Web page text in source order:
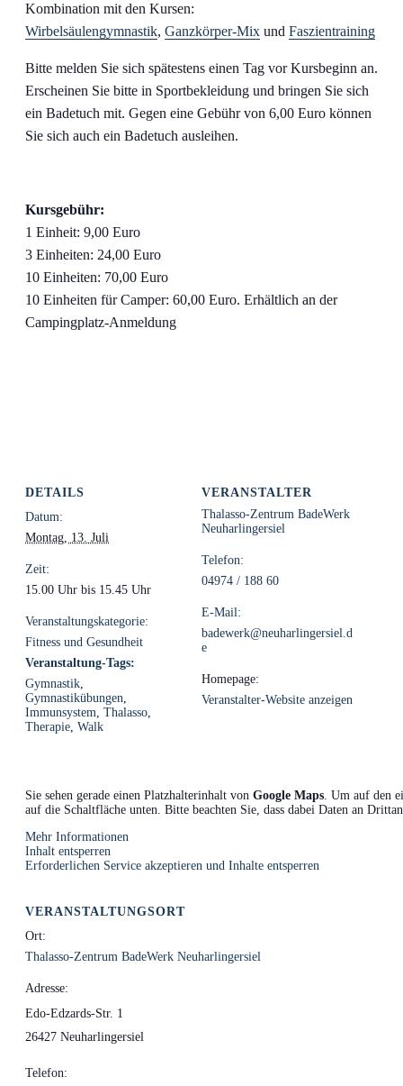
Kombination mit den Kursen:
Wirbelsäulengymnastik, Ganzkörper-Mix und Faszientraining
Bitte melden Sie sich spätestens einen Tag vor Kursbeginn an.
Erscheinen Sie bitte in Sportbekleidung und bringen Sie sich
ein Badetuch mit. Gegen eine Gebühr von 6,00 Euro können
Sie sich auch ein Badetuch ausleihen.
Kursgebühr:
1 Einheit: 9,00 Euro
3 Einheiten: 24,00 Euro
10 Einheiten: 70,00 Euro
10 Einheiten für Camper: 60,00 Euro. Erhältlich an der
Campingplatz-Anmeldung
DETAILS
Datum:
Montag, 13. Juli
Zeit:
15.00 Uhr bis 15.45 Uhr
Veranstaltungskategorie:
Fitness und Gesundheit
Veranstaltung-Tags:
Gymnastik
Gymnastikübungen
Immunsystem Thalasso
Therapie Walk
VERANSTALTER
Thalasso-Zentrum BadeWerk
Neuharlingersiel
Telefon:
04974 / 188 60
E-Mail:
badewerk@neuharlingersiel.d
e
Homepage:
Veranstalter-Website anzeigen
VERANSTALTUNGSORT
Ort:
Thalasso-Zentrum BadeWerk Neuharlingersiel
Adresse:
Edo-Edzards-Str. 1
26427 Neuharlingersiel
Telefon:
Sie sehen gerade einen Platzhalterinhalt von Google Maps . Um auf den
auf die Schaltfläche unten. Bitte beachten Sie, dass dabei Daten an
Mehr Informationen
Inhalt entsperren
Erforderlichen Service akzeptieren und Inhalte entsperren